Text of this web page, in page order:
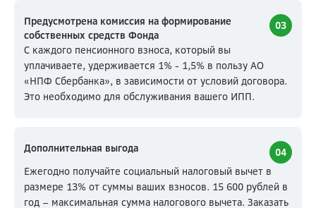
Предусмотрена комиссия на формирование
собственных средств Фонда
03
С каждого пенсионного взноса, который вы
уплачиваете, удерживается 1% - 1,5% в пользу АО
«НПФ Сбербанка», в зависимости от условий договора.
Это необходимо для обслуживания вашего ИПП.
Дополнительная выгода
04
Ежегодно получайте социальный налоговый вычет в
размере 13% от суммы ваших взносов. 15 600 рублей в
год – максимальная сумма налогового вычета. Заказать